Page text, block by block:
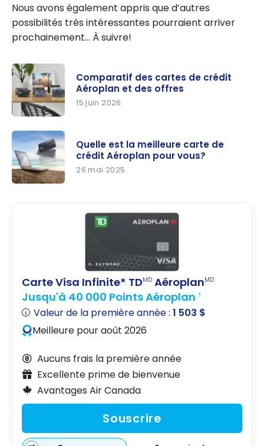
Nous avons également appris que d’autres
possibilités très intéressantes pourraient arriver
prochainement… À suivre!
f des
cartes de
crédit
Aéroplan
Comparatif des cartes de crédit
Aéroplan et des offres
15 juin 2026
pour vous?
Quelle est la meilleure carte de
crédit Aéroplan pour vous?
26 mai 2025
Carte Visa Infinite* TDMD AéroplanMD
Jusqu'à 40 000 Points Aéroplan †
Valeur de la première année :1 503 $
Meilleure pour août 2026
Aucuns frais la première année
Excellente prime de bienvenue
Avantages Air Canada
Souscrire